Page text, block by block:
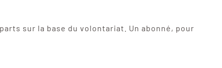
sur la base du volontariat. Un abonné, pour